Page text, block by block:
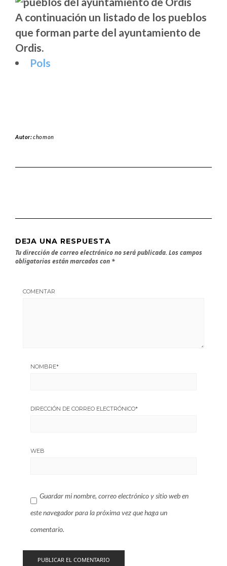
A continuación un listado de los pueblos
que forman parte del ayuntamiento de
Ordis.
Pols
Autor:chomon
DEJA UNA RESPUESTA
Tu dirección de correo electrónico no será publicada. Los campos
obligatorios están marcados con *
COMENTAR
NOMBRE*
DIRECCIÓN DE CORREO ELECTRÓNICO*
WEB
Guardar mi nombre, correo electrónico y sitio web en
este navegador para la próxima vez que haga un
comentario.